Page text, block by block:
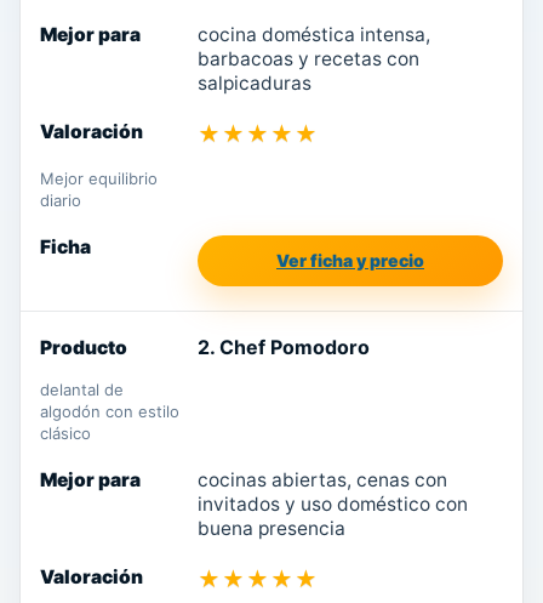
cocina doméstica intensa,
barbacoas y recetas con
salpicaduras
★★★★★
Mejor equilibrio
diario
Ver ficha y precio
2. Chef Pomodoro
delantal de
algodón con estilo
clásico
cocinas abiertas, cenas con
invitados y uso doméstico con
buena presencia
★★★★★